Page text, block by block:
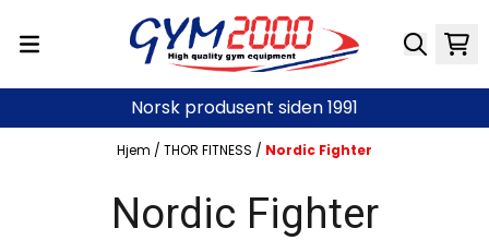
Norsk produsent siden 1991
Hjem / THOR FITNESS / Nordic Fighter
Nordic Fighter